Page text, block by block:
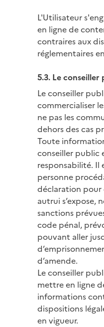
L'Utilisateur
en ligne de
contraires aux
réglementaires
5.3. Le conseiller
Le conseiller
commercialiser
ne pas les
dehors des cas
Toute
conseiller public
responsabilité. Il
personne
déclaration pour
autrui s’expose,
sanctions
code pénal,
pouvant aller
d’amende.
Le conseiller
mettre en ligne
informations
dispositions
en vigueur.